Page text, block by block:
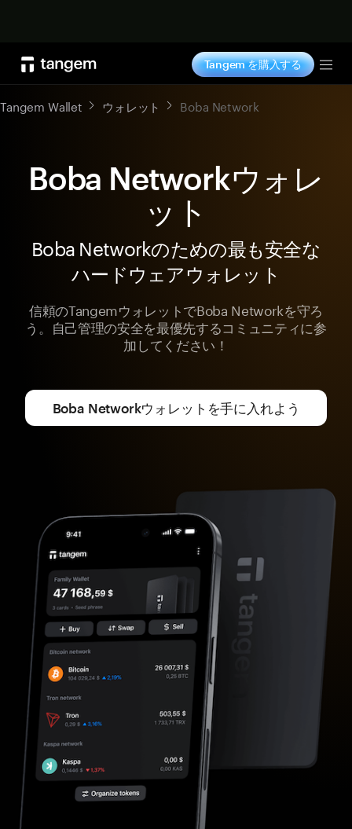
Tangem を購入する
Tangem Wallet ウォレット Boba Network
Boba Networkウォレ
ット
Boba Networkのための最も安全な
ハードウェアウォレット
信頼のTangemウォレットでBoba Networkを守ろ
う。自己管理の安全を最優先するコミュニティに参
加してください！
Boba Networkウォレットを手に入れよう